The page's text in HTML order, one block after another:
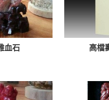
血石 高檔